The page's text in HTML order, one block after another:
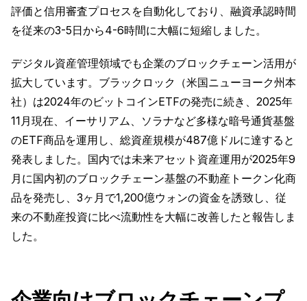
評価と信用審査プロセスを自動化しており、融資承認時間
を従来の3-5日から4-6時間に大幅に短縮しました。
デジタル資産管理領域でも企業のブロックチェーン活用が
拡大しています。ブラックロック（米国ニューヨーク州本
社）は2024年のビットコインETFの発売に続き、2025年
11月現在、イーサリアム、ソラナなど多様な暗号通貨基盤
のETF商品を運用し、総資産規模が487億ドルに達すると
発表しました。国内では未来アセット資産運用が2025年9
月に国内初のブロックチェーン基盤の不動産トークン化商
品を発売し、3ヶ月で1,200億ウォンの資金を誘致し、従
来の不動産投資に比べ流動性を大幅に改善したと報告しま
した。